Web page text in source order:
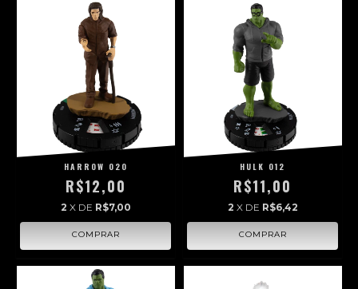
HARROW 020
R$12,00
2 X DE R$7,00
HULK 012
R$11,00
2 X DE R$6,42